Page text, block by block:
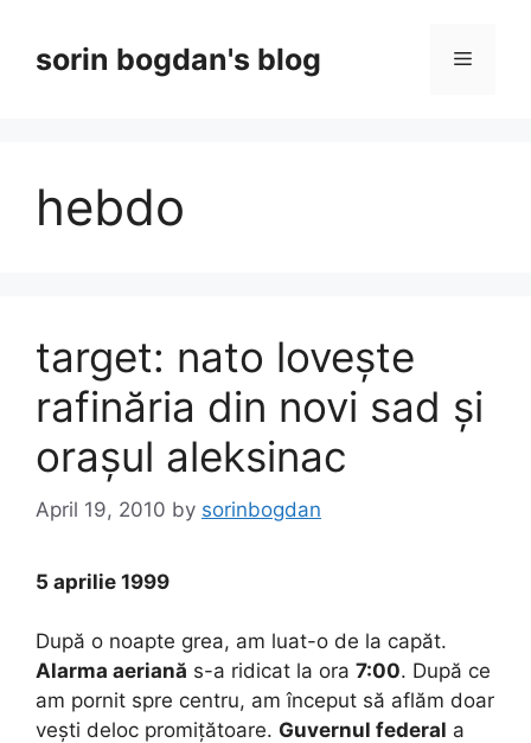
contentsorin bogdan's blog Menu
hebdo
target: nato lovește
rafinăria din novi sad și
orașul aleksinac
April 19, 2010 by sorinbogdan
5 aprilie 1999
După o noapte grea, am luat-o de la capăt.
Alarma aeriană s-a ridicat la ora 7:00. După ce
am pornit spre centru, am început să aflăm doar
vești deloc promițătoare. Guvernul federal a